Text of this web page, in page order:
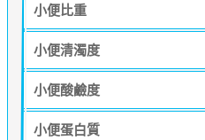
小便比重
小便清濁度
小便酸鹼度
小便蛋白質